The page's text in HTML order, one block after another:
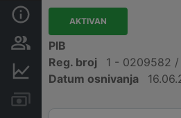
Osobe i vlasništvo
Finansijski podaci
AKTIVAN
PIB
Reg. broj
1 - 0209582 /
Datum osnivanja